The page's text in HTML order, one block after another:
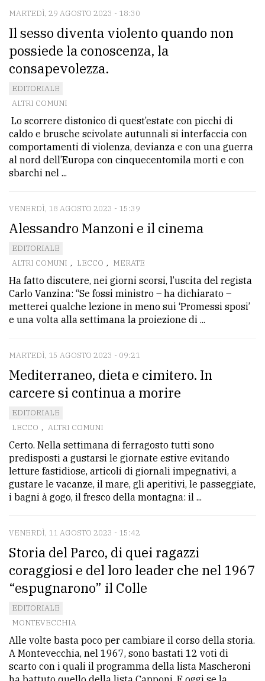
MARTEDÌ, 29 AGOSTO 2023 - 18:30
Il sesso diventa violento quando non
possiede la conoscenza, la
consapevolezza.
EDITORIALE
ALTRI COMUNI
Lo scorrere distonico di quest’estate con picchi di
caldo e brusche scivolate autunnali si interfaccia con
comportamenti di violenza, devianza e con una guerra
al nord dell’Europa con cinquecentomila morti e con
sbarchi nel ...
VENERDÌ, 18 AGOSTO 2023 - 15:39
Alessandro Manzoni e il cinema
EDITORIALE
ALTRI COMUNI , LECCO , MERATE
Ha fatto discutere, nei giorni scorsi, l’uscita del regista
Carlo Vanzina: “Se fossi ministro – ha dichiarato –
metterei qualche lezione in meno sui ‘Promessi sposi’
e una volta alla settimana la proiezione di ...
MARTEDÌ, 15 AGOSTO 2023 - 09:21
Mediterraneo, dieta e cimitero. In
carcere si continua a morire
EDITORIALE
LECCO , ALTRI COMUNI
Certo. Nella settimana di ferragosto tutti sono
predisposti a gustarsi le giornate estive evitando
letture fastidiose, articoli di giornali impegnativi, a
gustare le vacanze, il mare, gli aperitivi, le passeggiate,
i bagni à gogo, il fresco della montagna: il ...
VENERDÌ, 11 AGOSTO 2023 - 15:42
Storia del Parco, di quei ragazzi
coraggiosi e del loro leader che nel 1967
“espugnarono” il Colle
EDITORIALE
MONTEVECCHIA
Alle volte basta poco per cambiare il corso della storia.
A Montevecchia, nel 1967, sono bastati 12 voti di
scarto con i quali il programma della lista Mascheroni